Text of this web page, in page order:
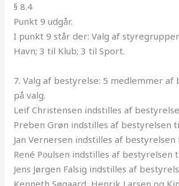
§ 8.4
Punkt 9 udgår.
I punkt 9 står der: Valg af
Havn; 3 til Klub; 3 til Sport.
7. Valg af bestyrelse: 5 medlemmer af
på valg.
Leif Christensen indstilles af
Preben Grøn indstilles af bestyrelsen
Jan Vernersen indstilles af bestyrelsen
René Poulsen indstilles af bestyrelsen
Jens Jørgen Falsig indstilles af